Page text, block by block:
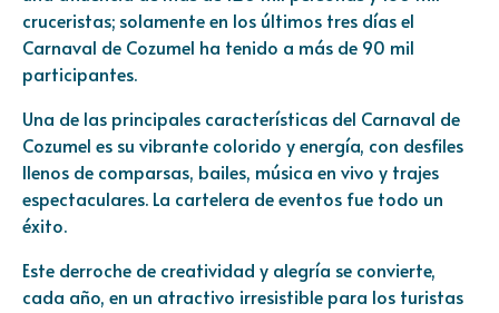
cruceristas; solamente en los últimos tres días el
Carnaval de Cozumel ha tenido a más de 90 mil
participantes.
Una de las principales características del Carnaval de
Cozumel es su vibrante colorido y energía, con desfiles
llenos de comparsas, bailes, música en vivo y trajes
espectaculares. La cartelera de eventos fue todo un
éxito.
Este derroche de creatividad y alegría se convierte,
cada año, en un atractivo irresistible para los turistas